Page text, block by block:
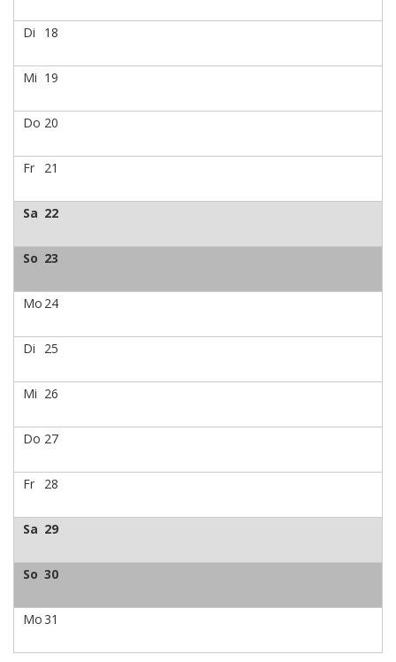
Di 18
Mi 19
Do 20
Fr 21
Sa 22
So 23
Mo 24
Di 25
Mi 26
Do 27
Fr 28
Sa 29
So 30
Mo 31